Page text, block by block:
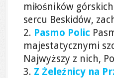
miłośników
sercu Beskidów,
Pasmo Polic
majestatycznymi
Najwyższy z nich,
Z Żeleźnicy na